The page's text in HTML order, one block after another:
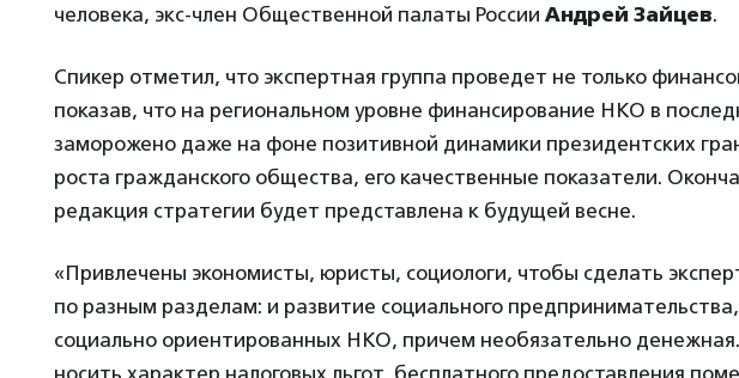
человека, экс-член Общественной палаты России Андрей Зайцев.
Спикер отметил, что экспертная группа проведет не только
показав, что на региональном уровне финансирование НКО в
заморожено даже на фоне позитивной динамики президентских
роста гражданского общества, его качественные показатели.
редакция стратегии будет представлена к будущей весне.
«Привлечены экономисты, юристы, социологи, чтобы сделать
по разным разделам: и развитие социального
социально ориентированных НКО, причем необязательно
носить характер налоговых льгот, бесплатного предоставления